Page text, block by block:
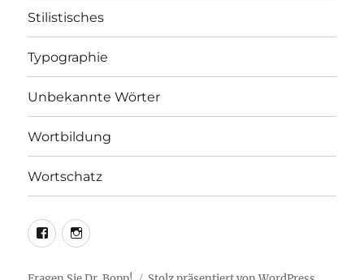
Stilistisches
Typographie
Unbekannte Wörter
Wortbildung
Wortschatz
LEO@Facebook
LEO@Instagram